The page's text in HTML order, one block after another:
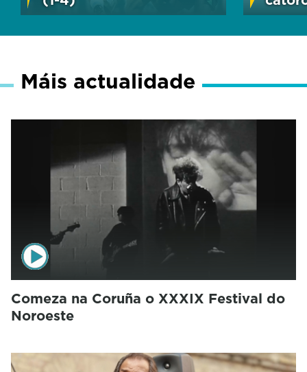
Máis actualidade
Comeza na Coruña o XXXIX Festival do
Noroeste